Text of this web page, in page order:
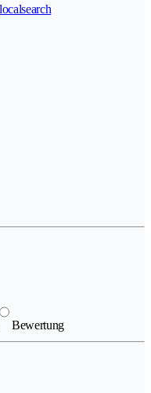
localsearch
Bewertung